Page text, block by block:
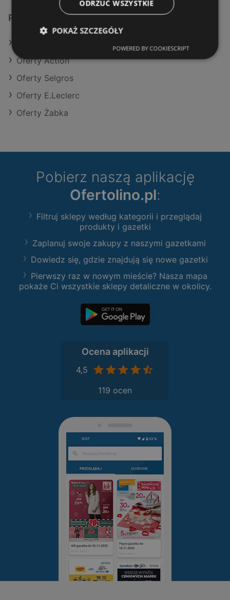
Podobne sklepy detaliczne
Oferty Action
Oferty Selgros
Oferty E.Leclerc
Oferty Żabka
Pobierz naszą aplikację
Ofertolino.pl:
Filtruj sklepy według kategorii i przeglądaj
produkty i gazetki
Zaplanuj swoje zakupy z naszymi gazetkami
Dowiedz się, gdzie znajdują się nowe gazetki
Pierwszy raz w nowym mieście? Nasza mapa
pokaże Ci wszystkie sklepy detaliczne w okolicy.
Ocena aplikacji
4,5
119 ocen
ODRZUĆ WSZYSTKIE
POKAŻ SZCZEGÓŁY
POWERED BY COOKIESCRIPT